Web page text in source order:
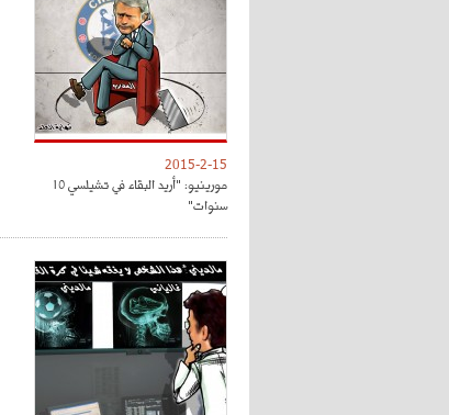
2015-2-15
مورينيو: "أريد البقاء في تشيلسي 10
سنوات"